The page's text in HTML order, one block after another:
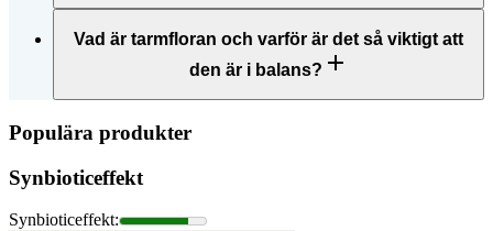
Vad är tarmfloran och varför är det så viktigt att
den är i balans?
Populära produkter
Synbioticeffekt
Synbioticeffekt: